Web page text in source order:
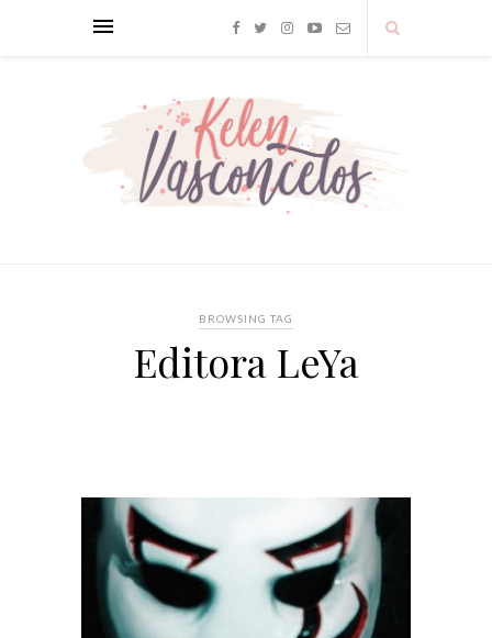
BROWSING TAG
Editora LeYa